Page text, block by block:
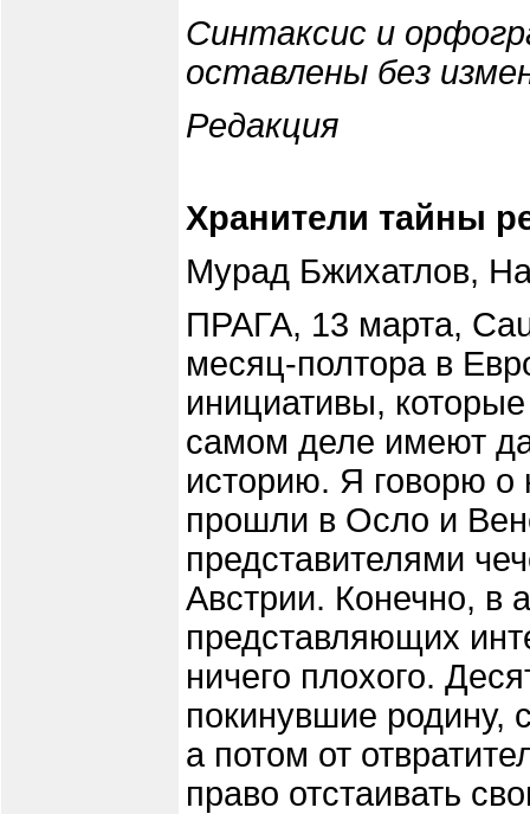
Синтаксис и
оставлены без
Редакция
Хранители тайны
Мурад Бжихатлов,
ПРАГА, 13 марта,
месяц-полтора в
инициативы,
самом деле имеют
историю. Я говорю о
прошли в Осло и
представителями
Австрии. Конечно, в
представляющих
ничего плохого.
покинувшие родину,
а потом от
право отстаивать